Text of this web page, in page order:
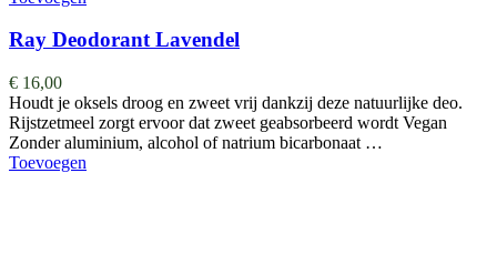
Ray Deodorant Lavendel
€ 16,00
Houdt je oksels droog en zweet vrij dankzij deze natuurlijke deo.
Rijstzetmeel zorgt ervoor dat zweet geabsorbeerd wordt Vegan
Zonder aluminium, alcohol of natrium bicarbonaat …
Toevoegen